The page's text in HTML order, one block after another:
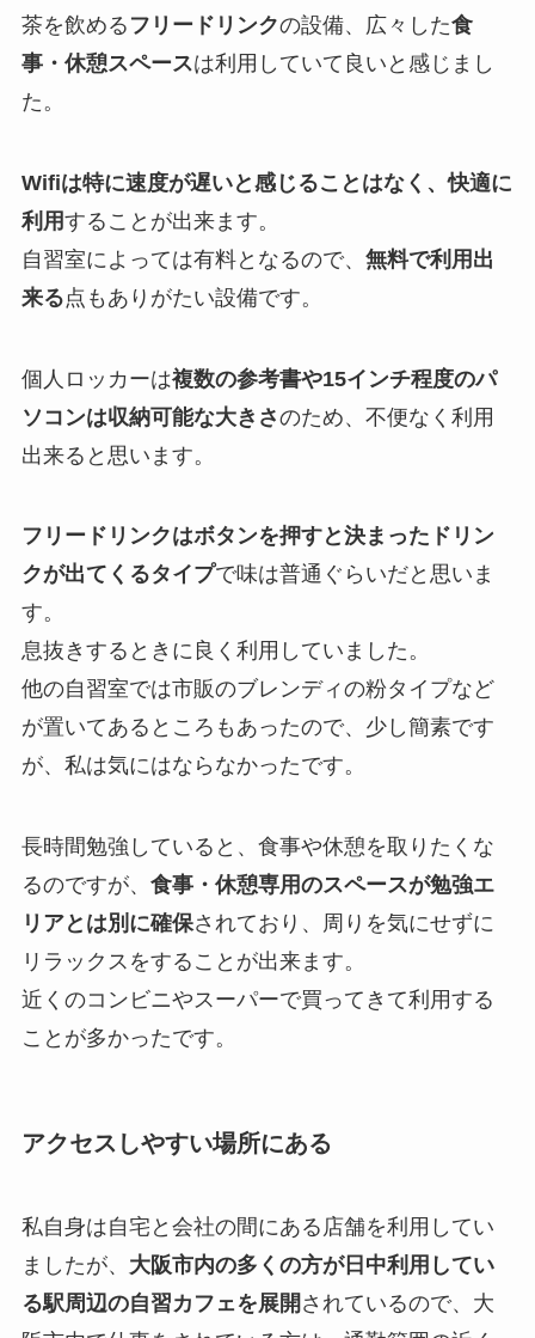
茶を飲める フリードリンクの設備、広々した食
事・休憩スペースは利用していて良いと感じまし
た。
Wifiは特に速度が遅いと感じることはなく、快適に
利用することが出来ます。
自習室によっては有料となるので、 無料で利用出
来る点もありがたい設備です。
個人ロッカーは複数の参考書や15インチ程度のパ
ソコンは収納可能な大きさのため、不便なく利用
出来ると思います。
フリードリンクはボタンを押すと決まったドリン
クが出てくるタイプで味は普通ぐらいだと思いま
す。
息抜きするときに良く利用していました。
他の自習室では市販のブレンディの粉タイプなど
が置いてあるところもあったので、少し簡素です
が、私は気にはならなかったです。
長時間勉強していると、食事や休憩を取りたくな
るのですが、 食事・休憩専用のスペースが勉強エ
リアとは別に確保されており、周りを気にせずに
リラックスをすることが出来ます。
近くのコンビニやスーパーで買ってきて利用する
ことが多かったです。
アクセスしやすい場所にある
私自身は自宅と会社の間にある店舗を利用してい
ましたが、 大阪市内の多くの方が日中利用してい
る駅周辺の自習カフェを展開 されているので、大